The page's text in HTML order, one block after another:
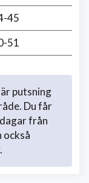
45
51
putsning
Du får
från
också